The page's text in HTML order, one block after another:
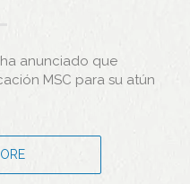
anunciado que
MSC para su atún